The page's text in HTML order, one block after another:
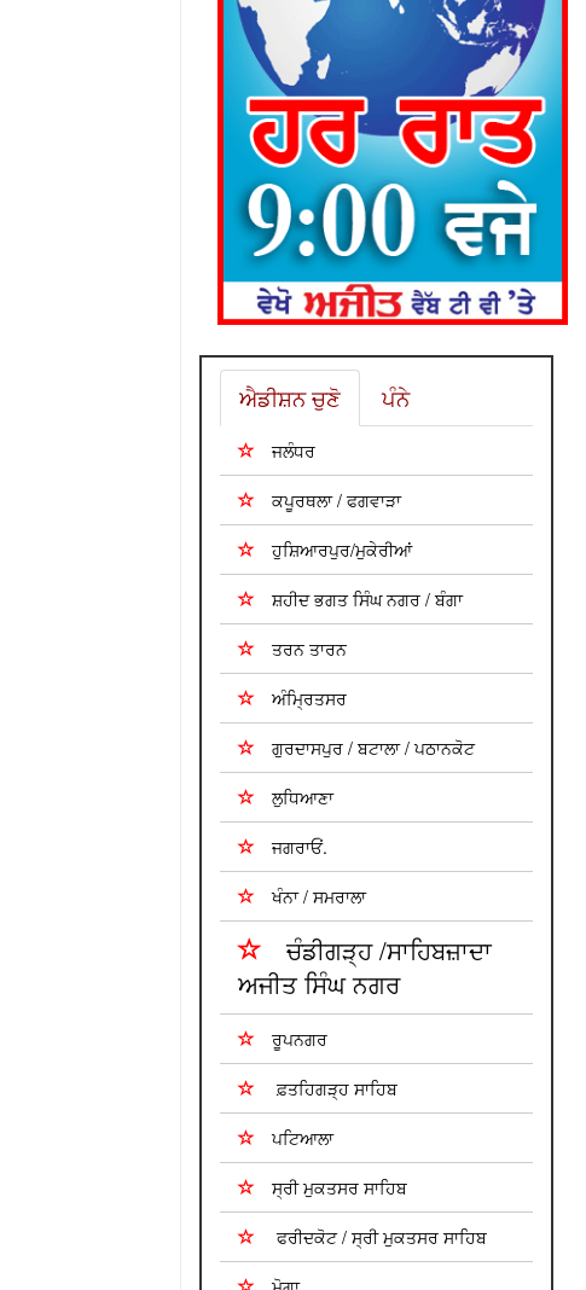
ਐਡੀਸ਼ਨ ਚੁਣੋ ਪੰਨੇ
ਜਲੰਧਰ
ਕਪੂਰਥਲਾ / ਫਗਵਾੜਾ
ਹੁਸ਼ਿਆਰਪੁਰ/ਮੁਕੇਰੀਆਂ
ਸ਼ਹੀਦ ਭਗਤ ਸਿੰਘ ਨਗਰ / ਬੰਗਾ
ਤਰਨ ਤਾਰਨ
ਅੰਮ੍ਰਿਤਸਰ
ਗੁਰਦਾਸਪੁਰ / ਬਟਾਲਾ / ਪਠਾਨਕੋਟ
ਲੁਧਿਆਣਾ
ਜਗਰਾਓਂ.
ਖੰਨਾ / ਸਮਰਾਲਾ
ਚੰਡੀਗੜ੍ਹ /ਸਾਹਿਬਜ਼ਾਦਾ
ਅਜੀਤ ਸਿੰਘ ਨਗਰ
ਰੂਪਨਗਰ
ਫ਼ਤਹਿਗੜ੍ਹ ਸਾਹਿਬ
ਪਟਿਆਲਾ
ਸ੍ਰੀ ਮੁਕਤਸਰ ਸਾਹਿਬ
ਫਰੀਦਕੋਟ / ਸ੍ਰੀ ਮੁਕਤਸਰ ਸਾਹਿਬ